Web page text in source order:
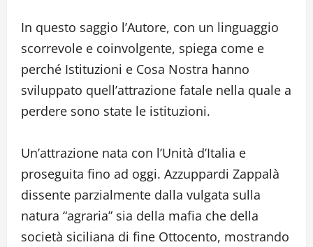
In questo saggio l’Autore, con un linguaggio
scorrevole e coinvolgente, spiega come e
perché Istituzioni e Cosa Nostra hanno
sviluppato quell’attrazione fatale nella quale a
perdere sono state le istituzioni.
Un’attrazione nata con l’Unità d’Italia e
proseguita fino ad oggi. Azzuppardi Zappalà
dissente parzialmente dalla vulgata sulla
natura “agraria” sia della mafia che della
società siciliana di fine Ottocento, mostrando